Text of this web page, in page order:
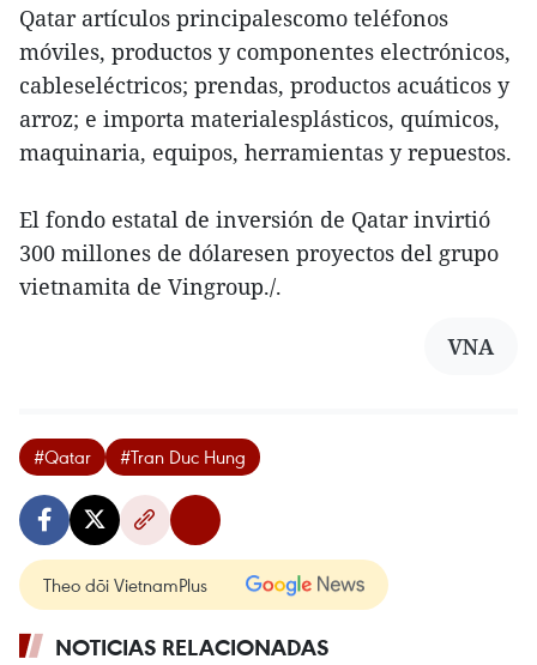
Qatar artículos principalescomo teléfonos
móviles, productos y componentes electrónicos,
cableseléctricos; prendas, productos acuáticos y
arroz; e importa materialesplásticos, químicos,
maquinaria, equipos, herramientas y repuestos.
El fondo estatal de inversión de Qatar invirtió
300 millones de dólaresen proyectos del grupo
vietnamita de Vingroup./.
VNA
#Qatar #Tran Duc Hung
Theo dõi VietnamPlus
NOTICIAS RELACIONADAS